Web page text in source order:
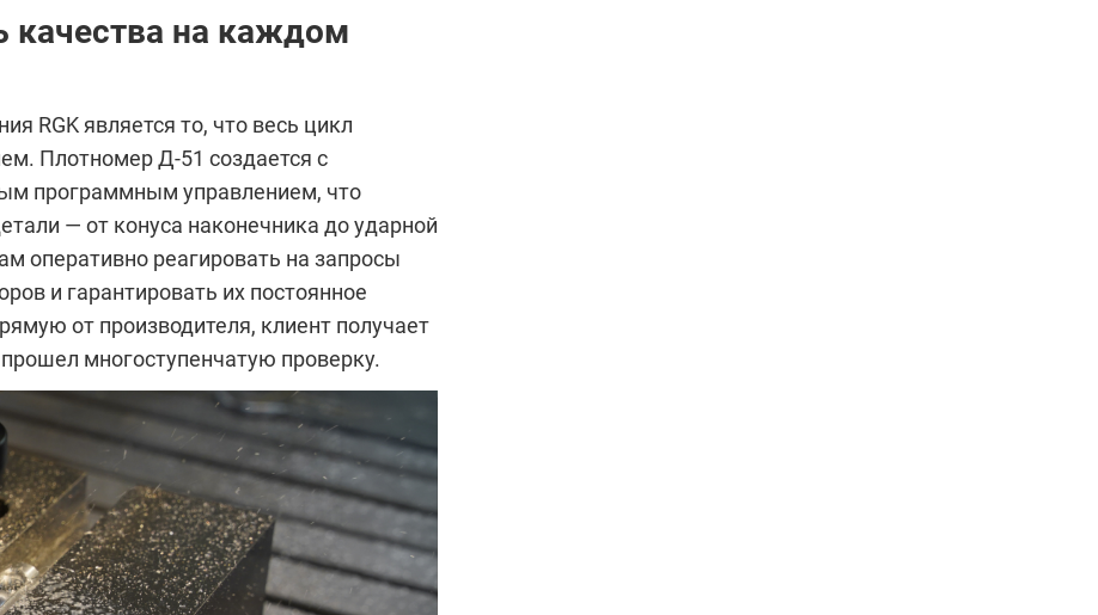
качества на каждом
RGK является то, что весь цикл
Плотномер Д-51 создается с
программным управлением, что
— от конуса наконечника до ударной
оперативно реагировать на запросы
и гарантировать их постоянное
от производителя, клиент получает
многоступенчатую проверку.